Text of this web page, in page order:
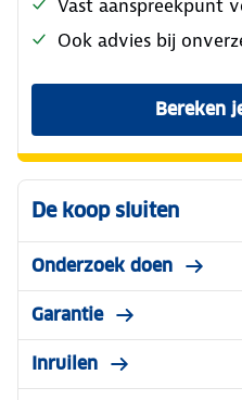
Vast aanspreekpunt
Ook advies bij
Bereken
De koop sluiten
Onderzoek doen
Garantie
Inruilen